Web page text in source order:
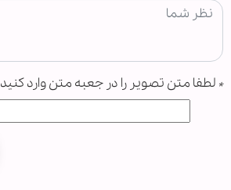
* لطفا متن تصویر را در جعبه متن وارد کنید